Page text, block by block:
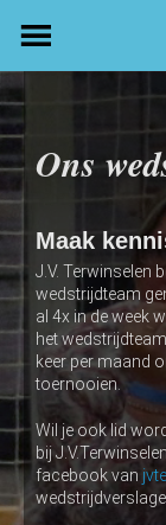
Ons
Maak
J.V. Terwinselen
wedstrijdteam
al 4x in de week
het
keer per maand
toernooien.
Wil je ook lid
bij
facebook van